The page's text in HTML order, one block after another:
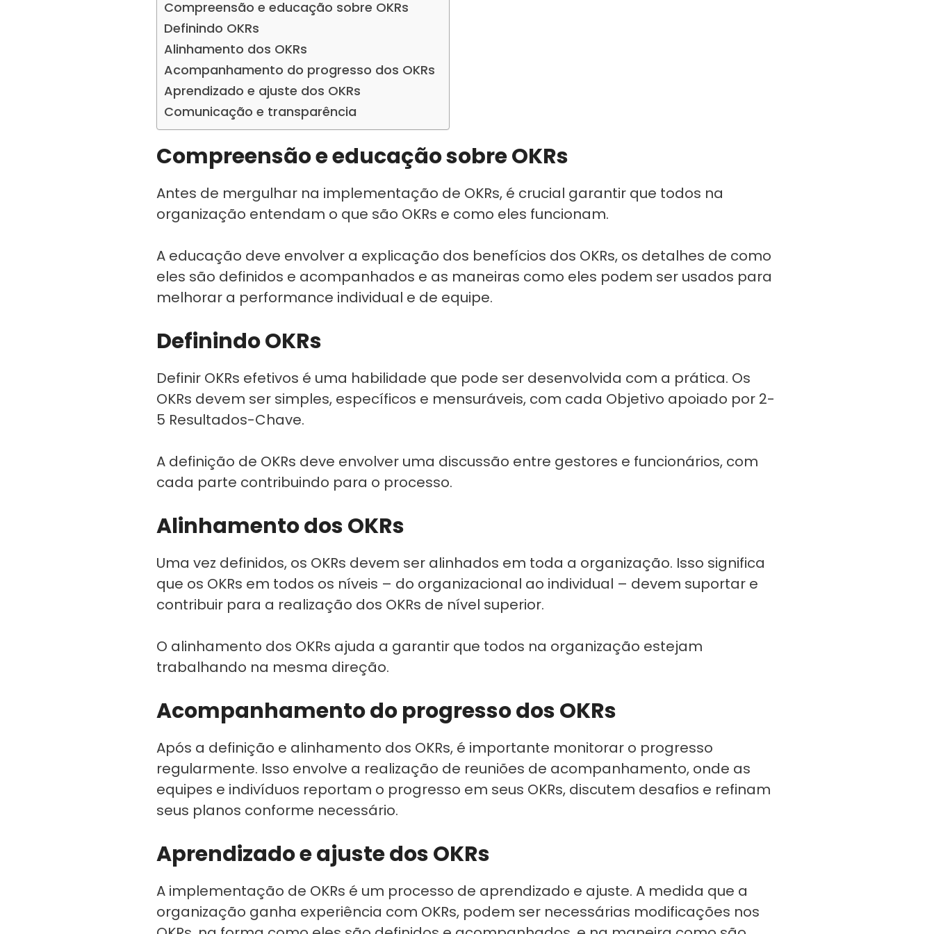
Compreensão e educação sobre OKRs
Definindo OKRs
Alinhamento dos OKRs
Acompanhamento do progresso dos OKRs
Aprendizado e ajuste dos OKRs
Comunicação e transparência
Compreensão e educação sobre OKRs
Antes de mergulhar na implementação de OKRs, é crucial garantir que todos na
organização entendam o que são OKRs e como eles funcionam.
A educação deve envolver a explicação dos benefícios dos OKRs, os detalhes de como
eles são definidos e acompanhados e as maneiras como eles podem ser usados para
melhorar a performance individual e de equipe.
Definindo OKRs
Definir OKRs efetivos é uma habilidade que pode ser desenvolvida com a prática. Os
OKRs devem ser simples, específicos e mensuráveis, com cada Objetivo apoiado por 2-
5 Resultados-Chave.
A definição de OKRs deve envolver uma discussão entre gestores e funcionários, com
cada parte contribuindo para o processo.
Alinhamento dos OKRs
Uma vez definidos, os OKRs devem ser alinhados em toda a organização. Isso significa
que os OKRs em todos os níveis – do organizacional ao individual – devem suportar e
contribuir para a realização dos OKRs de nível superior.
O alinhamento dos OKRs ajuda a garantir que todos na organização estejam
trabalhando na mesma direção.
Acompanhamento do progresso dos OKRs
Após a definição e alinhamento dos OKRs, é importante monitorar o progresso
regularmente. Isso envolve a realização de reuniões de acompanhamento, onde as
equipes e indivíduos reportam o progresso em seus OKRs, discutem desafios e refinam
seus planos conforme necessário.
Aprendizado e ajuste dos OKRs
A implementação de OKRs é um processo de aprendizado e ajuste. A medida que a
organização ganha experiência com OKRs, podem ser necessárias modificações nos